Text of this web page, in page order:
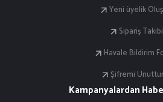
Yeni üyelik
Sipariş Takibi
Havale Bildirim
Şifremi
Kampanyalardan